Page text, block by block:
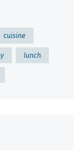
cuisine
lunch